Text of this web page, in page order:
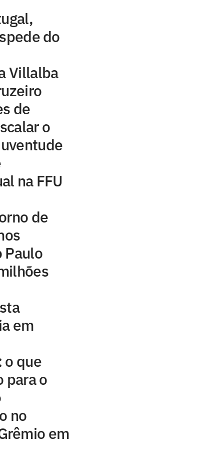
do
Villalba
de
o
na FFU
de
Paulo
em
o que
para o
no
em